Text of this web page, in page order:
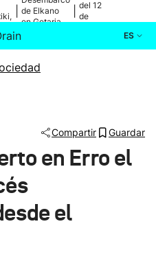
de Elkano
en Getaria
del 12
de
ES
Compartir Guardar
en Erro el
el